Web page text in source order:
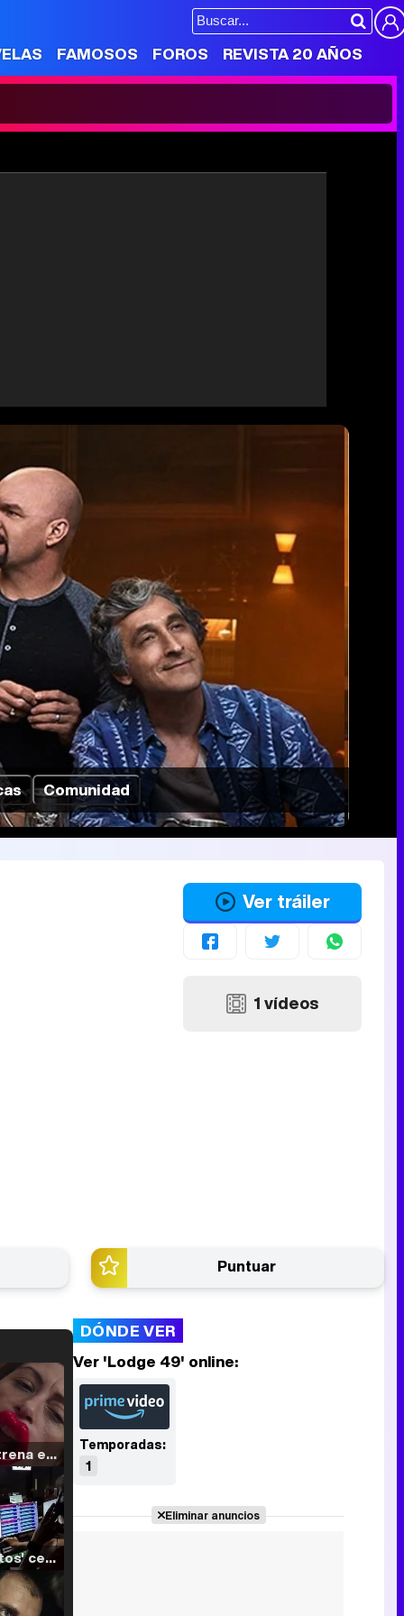
FAMOSOS FOROS REVISTA 20 AÑOS
Comunidad
Ver tráiler
1 vídeos
Puntuar
Filmin estrena el tráiler de 'Millennial Mal', su nueva comedia universitaria de la mano de Lorena Iglesias
'120 Minutos' celebra sus 2.000 programas en Telemadrid con un vídeo del día a día en la redacción
DÓNDE VER
Ver 'Lodge 49' online:
Temporadas:
1
Eliminar anuncios